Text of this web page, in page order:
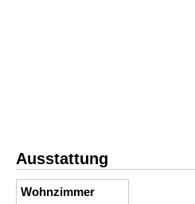
Ausstattung
Wohnzimmer